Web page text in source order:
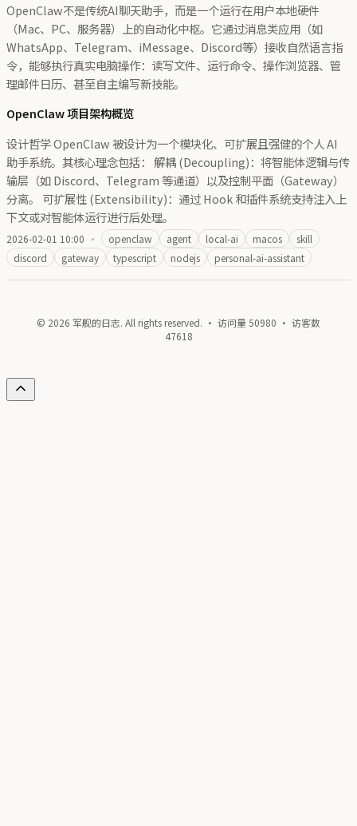
OpenClaw不是传统AI聊天助手，而是一个运行在用户本地硬件
（Mac、PC、服务器）上的自动化中枢。它通过消息类应用（如
WhatsApp、Telegram、iMessage、Discord等）接收自然语言指
令，能够执行真实电脑操作：读写文件、运行命令、操作浏览器、管
理邮件日历、甚至自主编写新技能。
OpenClaw 项目架构概览
设计哲学 OpenClaw 被设计为一个模块化、可扩展且强健的个人 AI
助手系统。其核心理念包括： 解耦 (Decoupling)：将智能体逻辑与传
输层（如 Discord、Telegram 等通道）以及控制平面（Gateway）
分离。 可扩展性 (Extensibility)：通过 Hook 和插件系统支持注入上
下文或对智能体运行进行后处理。
2026-02-01 10:00 · openclaw agent local-ai macos
skill
discord
gateway typescript nodejs personal-ai-assistant
© 2026 军舰的日志. All rights reserved. · 访问量50980 · 访客数
47618